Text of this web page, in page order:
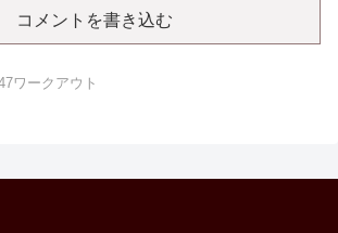
コメントを書き込む
ワークアウト